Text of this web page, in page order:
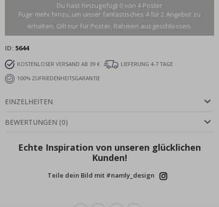
Du hast hinzugefügt 0 von 4 Poster
Füge mehr hinzu, um unser fantastisches 4 für 2 Angebot zu
erhalten. Gilt nur für Poster, Rahmen ausgeschlossen.
ID 5644
KOSTENLOSER VERSAND AB 39 €
LIEFERUNG 4-7 TAGE
100% ZUFRIEDENHEITSGARANTIE
EINZELHEITEN
BEWERTUNGEN (0)
Echte Inspiration von unseren glücklichen
Kunden!
Teile dein Bild mit #namly_design